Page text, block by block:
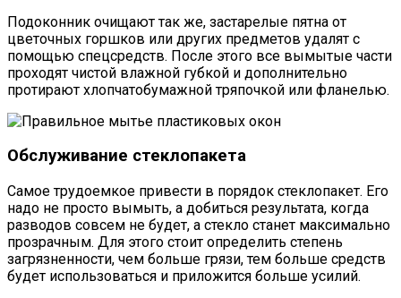
Подоконник очищают так же, застарелые пятна от
цветочных горшков или других предметов удалят с
помощью спецсредств. После этого все вымытые части
проходят чистой влажной губкой и дополнительно
протирают хлопчатобумажной тряпочкой или фланелью.
Обслуживание стеклопакета
Самое трудоемкое привести в порядок стеклопакет. Его
надо не просто вымыть, а добиться результата, когда
разводов совсем не будет, а стекло станет максимально
прозрачным. Для этого стоит определить степень
загрязненности, чем больше грязи, тем больше средств
будет использоваться и приложится больше усилий.